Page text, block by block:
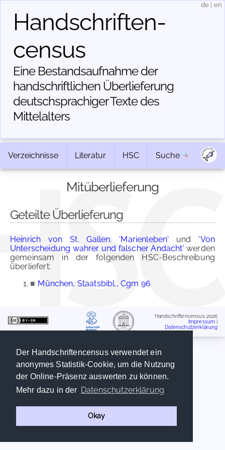
Der Handschriftencensus verwendet ein
anonymes Statistik-Cookie, um die Nutzung
der Online-Präsenz auswerten zu können.
Mehr dazu in der Datenschutzerklärung
Okay
Handschriften­
census
Eine Bestandsaufnahme der
handschriftlichen Über­lieferung
deutschsprachiger Texte des
Mittelalters
de en
Verzeichnisse Literatur HSC Suche
Mitüberlieferung
Geteilte Überlieferung
Heinrich von St. Gallen: 'Marienleben' und 'Von
Unterscheidung wahrer und falscher Andacht' werden
gemeinsam in der folgenden HSC-Beschreibung
überliefert:
■ München, Staatsbibl., Cgm 96
Handschriftencensus 2026
Impressum
Datenschutzerklärung